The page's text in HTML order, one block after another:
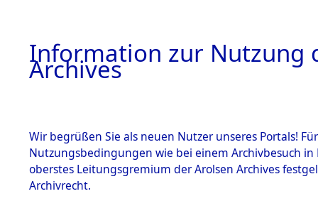
Information zur Nutzung
Archives
Wir begrüßen Sie als neuen Nutzer unseres Portals!
Nutzungsbedingungen wie bei einem Archivbesuch
oberstes Leitungsgremium der Arolsen Archives
Archivrecht.